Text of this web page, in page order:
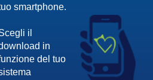
smartphone.
il
in
del tuo